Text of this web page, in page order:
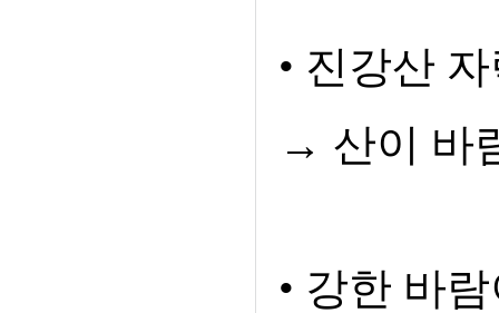
• 진강산
→ 산이 바
• 강한 바